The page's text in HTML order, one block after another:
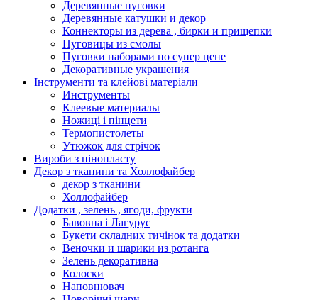
Деревянные пуговки
Деревянные катушки и декор
Коннекторы из дерева , бирки и прищепки
Пуговицы из смолы
Пуговки наборами по супер цене
Декоративные украшения
Інструменти та клейові матеріали
Инструменты
Клеевые материалы
Ножиці і пінцети
Термопистолеты
Утюжок для стрічок
Вироби з пінопласту
Декор з тканини та Холлофайбер
декор з тканини
Холлофайбер
Додатки , зелень , ягоди, фрукти
Бавовна і Лагурус
Букети складних тичінок та додатки
Веночки и шарики из ротанга
Зелень декоративна
Колоски
Наповнювач